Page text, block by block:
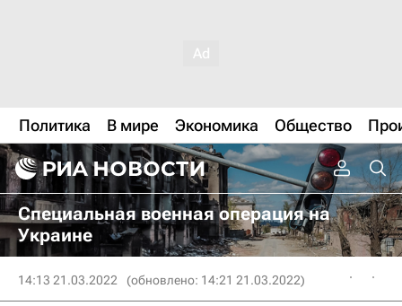
Политика В мире Экономика Общество
Специальная военная операция на
Украине
14:13 21.03.2022 (обновлено: 14:21 21.03.2022)